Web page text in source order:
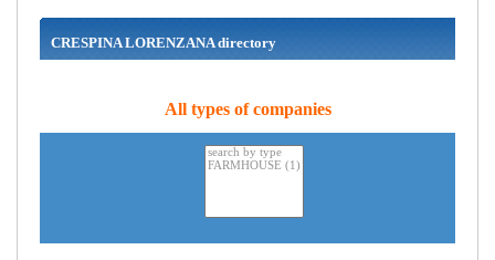
CRESPINA LORENZANA directory
All types of companies